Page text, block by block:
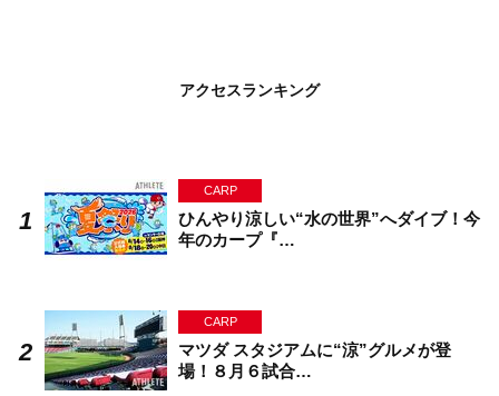
アクセスランキング
CARP
ひんやり涼しい“水の世界”へダイブ！今
年のカープ『…
CARP
マツダ スタジアムに“涼”グルメが登
場！８月６試合…